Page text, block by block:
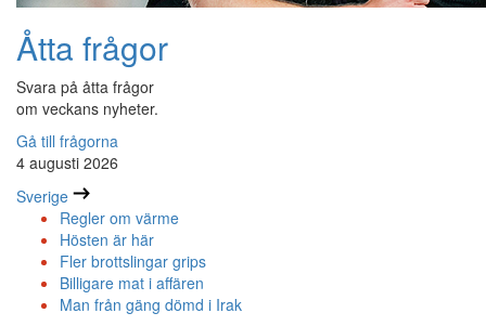
Åtta frågor
Svara på åtta frågor
om veckans nyheter.
Gå till frågorna
4 augusti 2026
Sverige
Regler om värme
Hösten är här
Fler brottslingar grips
Billigare mat i affären
Man från gäng dömd i Irak